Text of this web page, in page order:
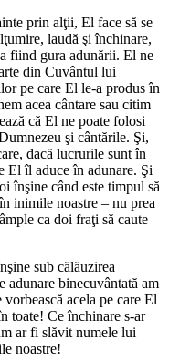
prin alţii, El face să se
laudă şi închinare,
fiind gura adunării. El ne
din Cuvântul lui
pe care El le-a produs în
acea cântare sau citim
că El ne poate folosi
şi cântările. Şi,
dacă lucrurile sunt în
El îl aduce în adunare. Şi
înşine când este timpul să
inimile noastre – nu prea
ca doi fraţi să caute
sub călăuzirea
binecuvântată am
acela pe care El
toate! Ce închinare s-ar
ar fi slăvit numele lui
noastre!